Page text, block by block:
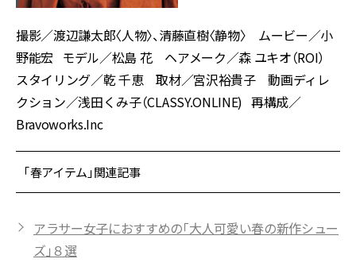
撮影／渡辺謙太郎〈人物〉、清藤直樹〈静物〉 ムービー／小
野能宏 モデル／松島 花 ヘアメーク／森 ユキオ（ROI）
スタイリング／乾 千恵 取材／宮沢裕貴子 動画ディレ
クション／浅田くみ子（CLASSY.ONLINE) 再構成／
Bravoworks.Inc
「春アイテム」関連記事
アラサー女子におすすめの「大人可愛い春の新作シュー
ズ」８選